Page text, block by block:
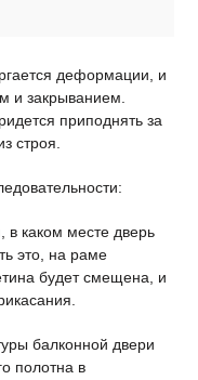
деформации, и
и закрыванием.
приподнять за
строя.
в каком месте дверь
это, на раме
будет смещена, и
балконной двери
полотна в